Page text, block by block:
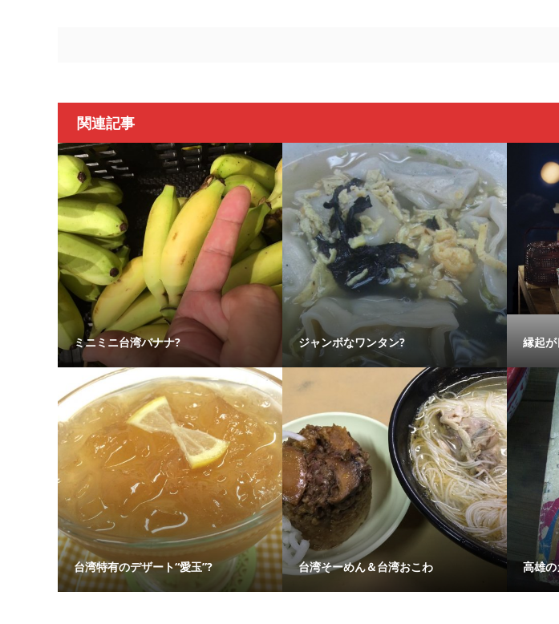
関連記事
ミニミニ台湾バナナ? ジャンボなワンタン? 縁起
台湾特有のデザート“愛玉”? 台湾そーめん＆台湾おこわ 高雄